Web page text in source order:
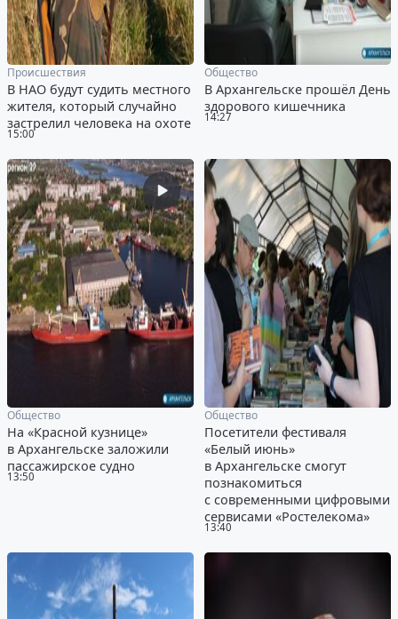
15:00
Происшествия
В НАО будут судить местного
жителя, который случайно
застрелил человека на охоте
14:27
Общество
В Архангельске прошёл День
здорового кишечника
13:50
Общество
На «Красной кузнице»
в Архангельске заложили
пассажирское судно
13:40
Общество
Посетители фестиваля
«Белый июнь»
в Архангельске смогут
познакомиться
с современными цифровыми
сервисами «Ростелекома»